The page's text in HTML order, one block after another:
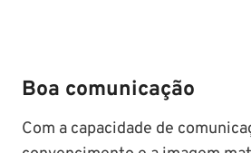
Boa comunicação
Com a capacidade de